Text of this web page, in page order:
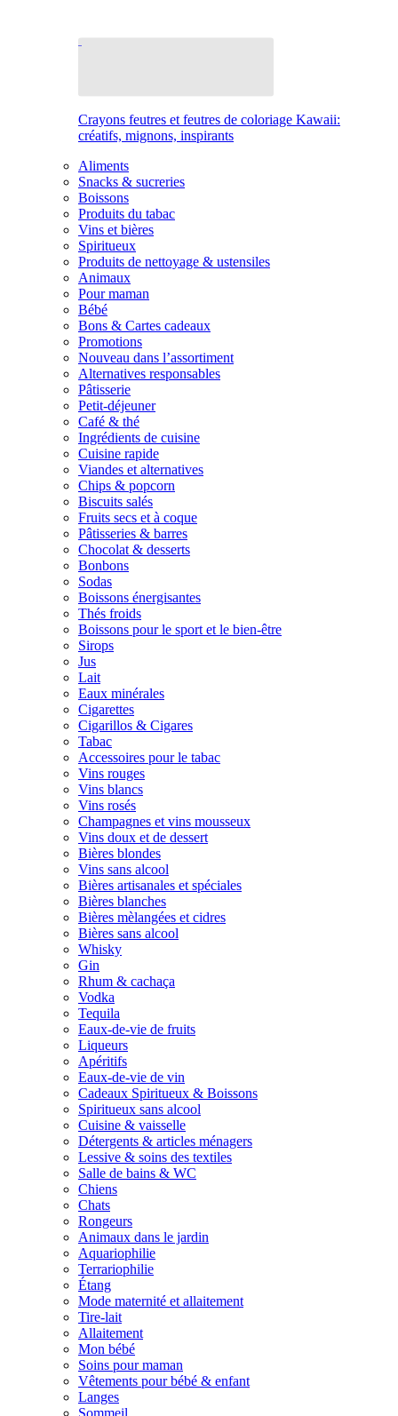
Crayons feutres et feutres de coloriage Kawaii:
créatifs, mignons, inspirants
Aliments
Snacks & sucreries
Boissons
Produits du tabac
Vins et bières
Spiritueux
Produits de nettoyage & ustensiles
Animaux
Pour maman
Bébé
Bons & Cartes cadeaux
Promotions
Nouveau dans l’assortiment
Alternatives responsables
Pâtisserie
Petit-déjeuner
Café & thé
Ingrédients de cuisine
Cuisine rapide
Viandes et alternatives
Chips & popcorn
Biscuits salés
Fruits secs et à coque
Pâtisseries & barres
Chocolat & desserts
Bonbons
Sodas
Boissons énergisantes
Thés froids
Boissons pour le sport et le bien-être
Sirops
Jus
Lait
Eaux minérales
Cigarettes
Cigarillos & Cigares
Tabac
Accessoires pour le tabac
Vins rouges
Vins blancs
Vins rosés
Champagnes et vins mousseux
Vins doux et de dessert
Bières blondes
Vins sans alcool
Bières artisanales et spéciales
Bières blanches
Bières mèlangées et cidres
Bières sans alcool
Whisky
Gin
Rhum & cachaça
Vodka
Tequila
Eaux-de-vie de fruits
Liqueurs
Apéritifs
Eaux-de-vie de vin
Cadeaux Spiritueux & Boissons
Spiritueux sans alcool
Cuisine & vaisselle
Détergents & articles ménagers
Lessive & soins des textiles
Salle de bains & WC
Chiens
Chats
Rongeurs
Animaux dans le jardin
Aquariophilie
Terrariophilie
Étang
Mode maternité et allaitement
Tire-lait
Allaitement
Mon bébé
Soins pour maman
Vêtements pour bébé & enfant
Langes
Sommeil